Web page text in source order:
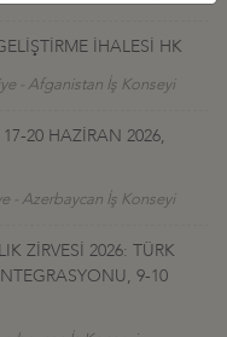
İHALESİ HK
- Afganistan İş Konseyi
20 HAZİRAN 2026,
- Azerbaycan İş Konseyi
ZİRVESİ 2026: TÜRK
9-10